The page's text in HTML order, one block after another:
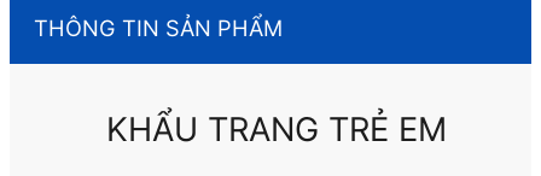
THÔNG TIN SẢN PHẨM
KHẨU TRANG TRẺ EM